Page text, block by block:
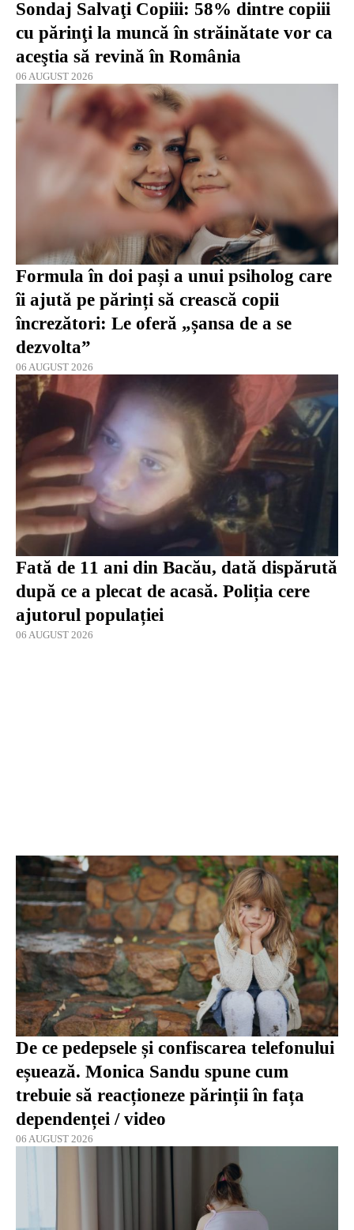
Sondaj Salvaţi Copiii: 58% dintre copiii
cu părinţi la muncă în străinătate vor ca
aceştia să revină în România
06 AUGUST 2026
Formula în doi pași a unui psiholog care
îi ajută pe părinți să crească copii
încrezători: Le oferă „șansa de a se
dezvolta”
06 AUGUST 2026
Fată de 11 ani din Bacău, dată dispărută
după ce a plecat de acasă. Poliția cere
ajutorul populației
06 AUGUST 2026
De ce pedepsele și confiscarea telefonului
eșuează. Monica Sandu spune cum
trebuie să reacționeze părinții în fața
dependenței / video
06 AUGUST 2026